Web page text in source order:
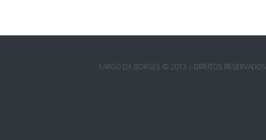
LARGO DA BORGES © 2013 | DIREITOS RESERVADOS